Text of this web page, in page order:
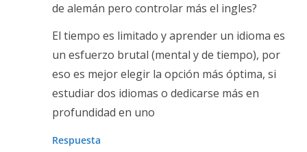
de alemán pero controlar más el ingles?
El tiempo es limitado y aprender un idioma es
un esfuerzo brutal (mental y de tiempo), por
eso es mejor elegir la opción más óptima, si
estudiar dos idiomas o dedicarse más en
profundidad en uno
Respuesta